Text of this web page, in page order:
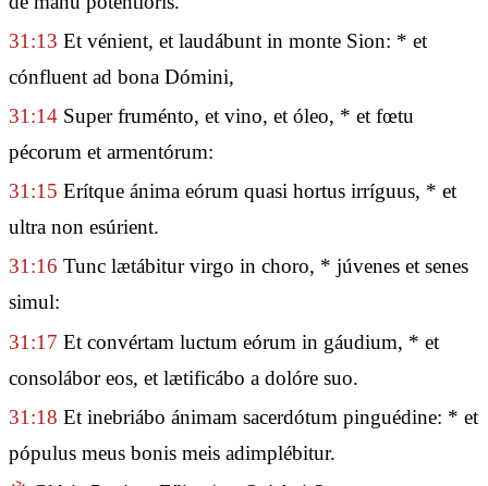
31:13 Et vénient, et laudábunt in monte Sion: * et
cónfluent ad bona Dómini,
31:14 Super fruménto, et vino, et óleo, * et fœtu
pécorum et armentórum:
31:15 Erítque ánima eórum quasi hortus irríguus, * et
ultra non esúrient.
31:16 Tunc lætábitur virgo in choro, * júvenes et senes
simul:
31:17 Et convértam luctum eórum in gáudium, * et
consolábor eos, et lætificábo a dolóre suo.
31:18 Et inebriábo ánimam sacerdótum pinguédine: * et
pópulus meus bonis meis adimplébitur.